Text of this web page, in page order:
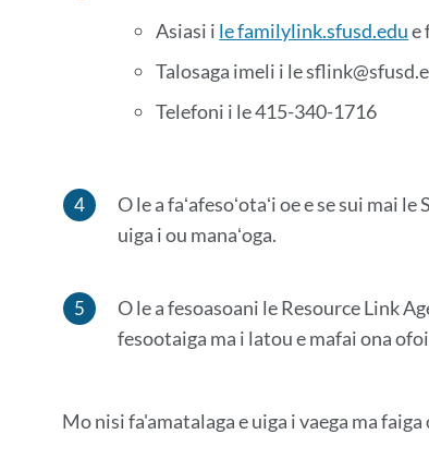
Asiasi i le familylink.sfusd.edue
Talosaga imeli i le
Telefoni i le 415-340-1716
O le a faʻafesoʻotaʻi oe e se sui mai
uiga i ou manaʻoga.
O le a fesoasoani le Resource Link
fesootaiga ma i latou e mafai ona
Mo nisi fa'amatalaga e uiga i vaega ma